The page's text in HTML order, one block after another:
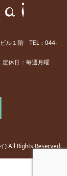
ル１階 TEL：044-
休日：毎週月曜
) All Rights Reserved.